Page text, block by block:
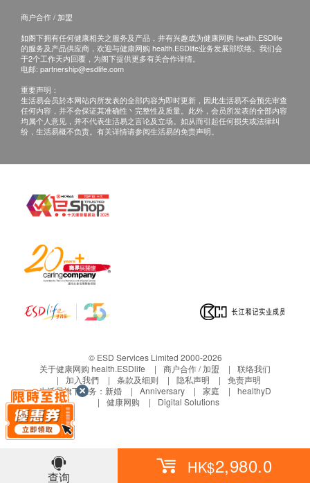
西柚
奇异果
柠檬
芒果
蜜瓜
蜜桃
西瓜
柿子
香草及其他调味料
环境类
链隔孢菌
枝孢菌
马拉色菌
红色毛癣菌
植物及花粉类
豚草
葎草
黑麦花粉
查询
HK$2,980.0
商户合作 / 加盟
如阁下拥有任何健康相关之服务及产品，并有兴趣成为健康网购 health.ESDlife
的服务及产品供应商，欢迎与健康网购 health.ESDlife业务发展部联络。我们会
于2个工作天内回覆，为阁下提供更多有关合作详情。
电邮: partnership@esdlife.com
重要声明：
生活易会员於本网站内所发表的全部内容为即时更新，因此生活易不会预先审查
任何内容，并不会保证其准确性丶完整性及质量。此外，会员所发表的全部内容
均属个人意见，并不代表生活易之言论及立场。如从而引起任何损失或法律纠
纷，生活易概不负责。有关详情请参阅生活易的免责声明。
© ESD Services Limited 2000-2026
关于健康网购 health.ESDlife
商户合作 / 加盟
联络我们
加入我們
条款及细则 隐私声明
免责声明
生活易旗下业务： 新婚 Anniversary 家庭
healthyD
健康网购
Digital Solutions